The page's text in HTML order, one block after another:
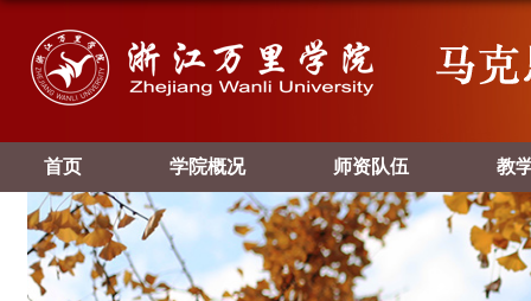
首页 学院概况 师资队伍 教